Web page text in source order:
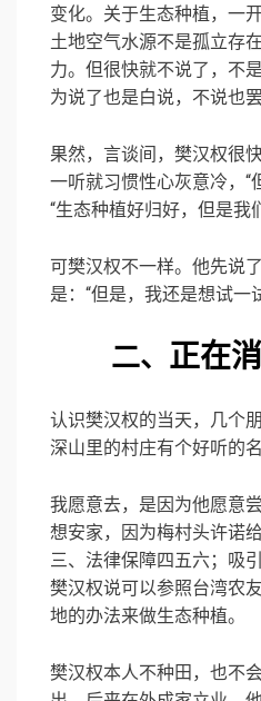
变化。关于生态种植，一
土地空气水源不是孤立存
力。但很快就不说了，不
为说了也是白说，不说也罢
果然，言谈间，樊汉权很
一听就习惯性心灰意冷，“
“生态种植好归好，但是我
可樊汉权不一样。他先说
是：“但是，我还是想试一
二、 正在
认识樊汉权的当天，几个
深山里的村庄有个好听的
我愿意去，是因为他愿意
想安家，因为梅村头许诺
三、法律保障四五六；吸
樊汉权说可以参照台湾农
地的办法来做生态种植。
樊汉权本人不种田，也不